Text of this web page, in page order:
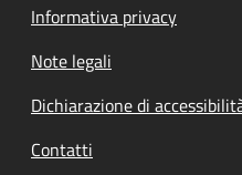
Informativa privacy
Note legali
Dichiarazione di
Contatti